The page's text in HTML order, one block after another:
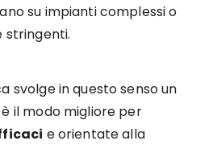
su impianti complessi o
stringenti.
svolge in questo senso un
il modo migliore per
e orientate alla